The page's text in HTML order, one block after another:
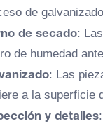
de
de secado:
de humedad
: Las
a la superficie
y detalles